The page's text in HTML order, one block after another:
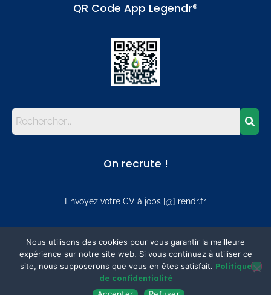
QR Code App Legendr®
On recrute !
Envoyez votre CV à jobs [@] rendr.fr
Mentions
Mentions légales
Politique de confidentialité
Nous utilisons des cookies pour vous garantir la meilleure
expérience sur notre site web. Si vous continuez à utiliser ce
site, nous supposerons que vous en êtes satisfait. Politique
de confidentialité